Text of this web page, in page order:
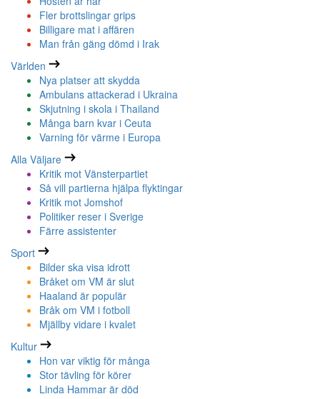
Fler brottslingar grips
Billigare mat i affären
Man från gäng dömd i Irak
Världen
Nya platser att skydda
Ambulans attackerad i Ukraina
Skjutning i skola i Thailand
Många barn kvar i Ceuta
Varning för värme i Europa
Alla Väljare
Kritik mot Vänsterpartiet
Så vill partierna hjälpa flyktingar
Kritik mot Jomshof
Politiker reser i Sverige
Färre assistenter
Sport
Bilder ska visa idrott
Bråket om VM är slut
Haaland är populär
Bråk om VM i fotboll
Mjällby vidare i kvalet
Kultur
Hon var viktig för många
Stor tävling för körer
Linda Hammar är död